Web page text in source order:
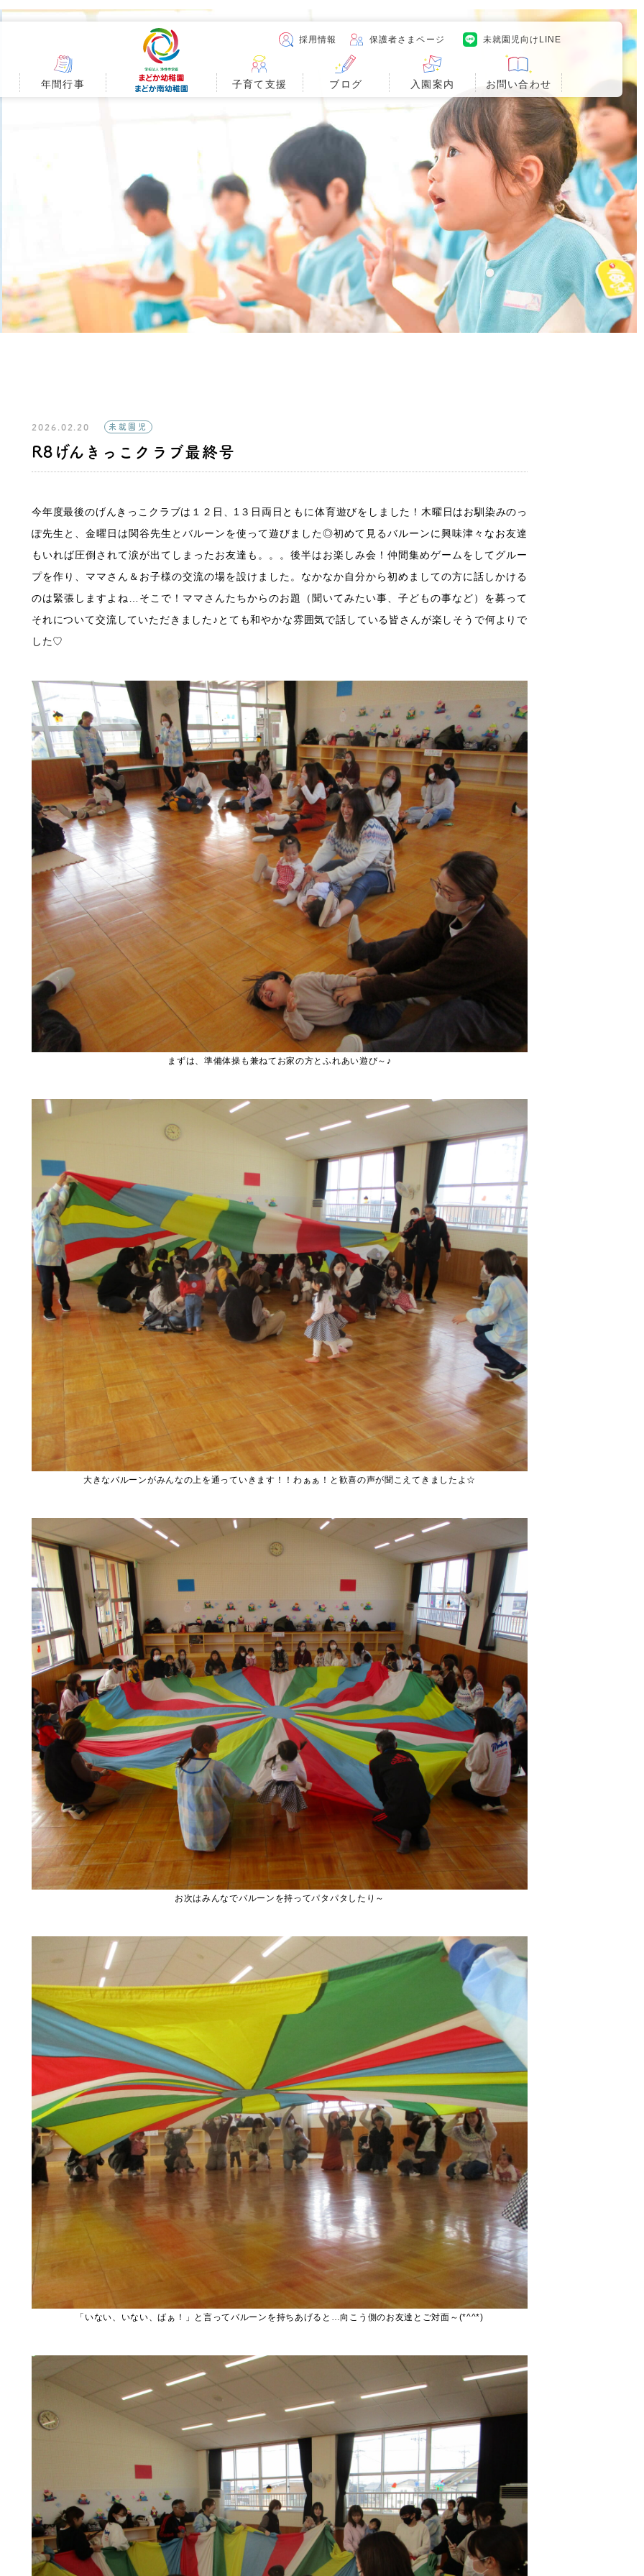
採用情報 保護者さまページ 未就園児向けLINE
年間行事 子育て支援 ブログ 入園案内 お問い合わせ
2026.02.20 未就園児
R8げんきっこクラブ最終号
今年度最後のげんきっこクラブは１２日、1３日両日ともに体育遊びをしました！木曜日はお馴染みのっ
ぽ先生と、金曜日は関谷先生とバルーンを使って遊びました◎初めて見るバルーンに興味津々なお友達
もいれば圧倒されて涙が出てしまったお友達も。。。後半はお楽しみ会！仲間集めゲームをしてグルー
プを作り、ママさん＆お子様の交流の場を設けました。なかなか自分から初めましての方に話しかける
のは緊張しますよね…そこで！ママさんたちからのお題（聞いてみたい事、子どもの事など）を募って
それについて交流していただきました♪とても和やかな雰囲気で話している皆さんが楽しそうで何よりで
した♡
まずは、準備体操も兼ねてお家の方とふれあい遊び～♪
大きなバルーンがみんなの上を通っていきます！！わぁぁ！と歓喜の声が聞こえてきましたよ☆
お次はみんなでバルーンを持ってパタパタしたり～
「いない、いない、ばぁ！」と言ってバルーンを持ちあげると…向こう側のお友達とご対面～(*^^*)